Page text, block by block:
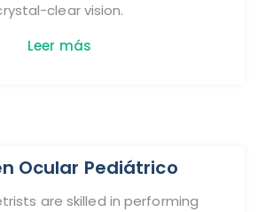
clear vision.
Leer más
Ocular Pediátrico
are skilled in performing